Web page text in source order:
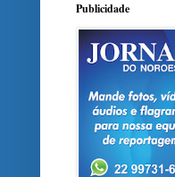
Publicidade